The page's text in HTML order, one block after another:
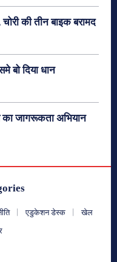
की तीन बाइक बरामद
बो दिया धान
जागरूकता अभियान
एडुकेशन डेस्क
खेल